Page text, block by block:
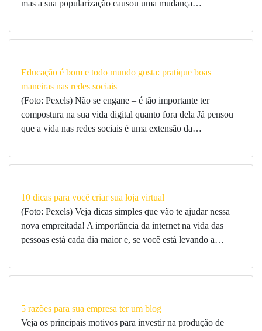
mas a sua popularização causou uma mudança…
Educação é bom e todo mundo gosta: pratique boas
maneiras nas redes sociais
(Foto: Pexels) Não se engane – é tão importante ter
compostura na sua vida digital quanto fora dela Já pensou
que a vida nas redes sociais é uma extensão da…
10 dicas para você criar sua loja virtual
(Foto: Pexels) Veja dicas simples que vão te ajudar nessa
nova empreitada! A importância da internet na vida das
pessoas está cada dia maior e, se você está levando a…
5 razões para sua empresa ter um blog
Veja os principais motivos para investir na produção de